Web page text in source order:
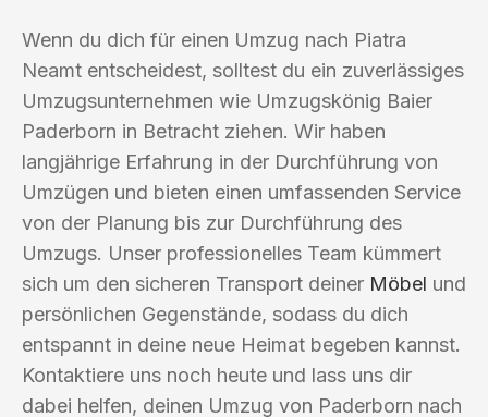
Wenn du dich für einen Umzug nach Piatra
Neamt entscheidest, solltest du ein zuverlässiges
Umzugsunternehmen wie Umzugskönig Baier
Paderborn in Betracht ziehen. Wir haben
langjährige Erfahrung in der Durchführung von
Umzügen und bieten einen umfassenden Service
von der Planung bis zur Durchführung des
Umzugs. Unser professionelles Team kümmert
sich um den sicheren Transport deiner Möbel und
persönlichen Gegenstände, sodass du dich
entspannt in deine neue Heimat begeben kannst.
Kontaktiere uns noch heute und lass uns dir
dabei helfen, deinen Umzug von Paderborn nach